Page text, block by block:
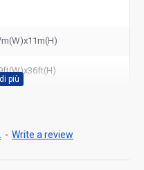
- Write a review